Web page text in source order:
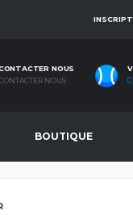
NOUS
NOUS
BOUTIQUE